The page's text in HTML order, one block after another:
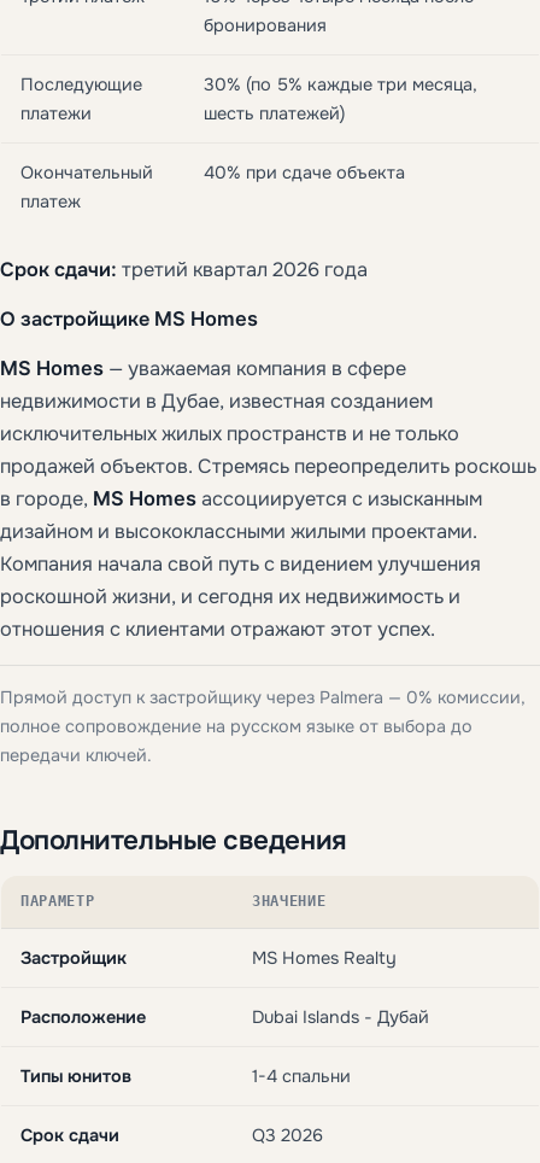
бронирования
Последующие
платежи
30% (по 5% каждые три месяца,
шесть платежей)
Окончательный
платеж
40% при сдаче объекта
Срок сдачи: третий квартал 2026 года
О застройщике MS Homes
MS Homes — уважаемая компания в сфере
недвижимости в Дубае, известная созданием
исключительных жилых пространств и не только
продажей объектов. Стремясь переопределить роскошь
в городе, MS Homes ассоциируется с изысканным
дизайном и высококлассными жилыми проектами.
Компания начала свой путь с видением улучшения
роскошной жизни, и сегодня их недвижимость и
отношения с клиентами отражают этот успех.
Прямой доступ к застройщику через Palmera — 0% комиссии,
полное сопровождение на русском языке от выбора до
передачи ключей.
Дополнительные сведения
ПАРАМЕТР ЗНАЧЕНИЕ
Застройщик MS Homes Realty
Расположение Dubai Islands - Дубай
Типы юнитов 1-4 спальни
Срок сдачи Q3 2026